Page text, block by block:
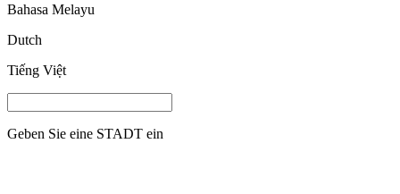
Bahasa Melayu
Dutch
Tiếng Việt
Geben Sie eine STADT ein